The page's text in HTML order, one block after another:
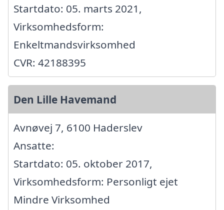
Startdato: 05. marts 2021,
Virksomhedsform:
Enkeltmandsvirksomhed
CVR: 42188395
Den Lille Havemand
Avnøvej 7, 6100 Haderslev
Ansatte:
Startdato: 05. oktober 2017,
Virksomhedsform: Personligt ejet
Mindre Virksomhed